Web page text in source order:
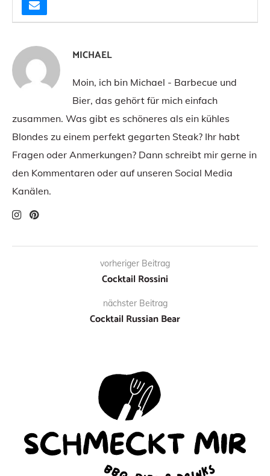
MICHAEL
Moin, ich bin Michael - Barbecue und
Bier, das gehört für mich einfach
zusammen. Was gibt es schöneres als ein kühles
Blondes zu einem perfekt gegarten Steak? Ihr habt
Fragen oder Anmerkungen? Dann schreibt mir gerne in
den Kommentaren oder auf unseren Social Media
Kanälen.
vorheriger Beitrag
Cocktail Rossini
nächster Beitrag
Cocktail Russian Bear